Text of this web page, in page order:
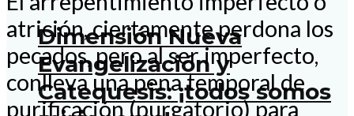
Dimensión Nueva
Evangelización y
Catequesis: ¡todos somos
atrición, ciertamente perdona los
pecados, pero al ser imperfecto,
conlleva una pena temporal de
purificación (purgatorio) para